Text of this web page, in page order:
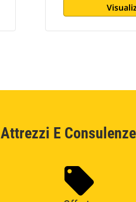
Attrezzi E